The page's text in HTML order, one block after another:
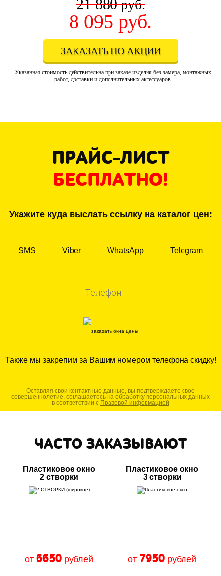
21 880руб.
8 095 руб.
ЗАКАЗАТЬ ПО АКЦИИ
Указанная стоимость действительна при заказе изделия без замера, монтажных
работ, доставки и дополнительных аксессуаров.
ПРАЙС-ЛИСТ
БЕСПЛАТНО!
Укажите куда выслать ссылку на каталог цен:
SMS Viber WhatsApp Telegram
Также мы закрепим за Вашим номером телефона скидку!
Оставляя свои контактные данные, вы подтверждаете свое
совершеннолетие, соглашаетесь на обработку персональных данных
в соответствии с Правовой информацией
ЧАСТО ЗАКАЗЫВАЮТ
Пластиковое окно
2 створки
от 6650 рублей
Пластиковое окно
3 створки
от 7950 рублей